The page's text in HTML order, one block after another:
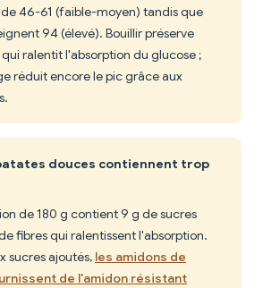
46-61 (faible-moyen) tandis que
94 (élevé). Bouillir préserve
ralentit l'absorption du glucose ;
réduit encore le pic grâce aux
patates douces contiennent trop
de 180 g contient 9 g de sucres
fibres qui ralentissent l'absorption.
sucres ajoutés, les amidons de
de l'amidon résistant